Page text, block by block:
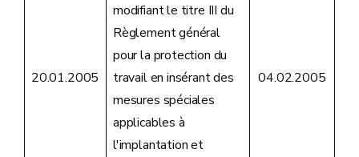
20.01.2005
modifiant le titre III du
Règlement général
pour la protection du
travail en insérant des
mesures spéciales
applicables à
l'implantation et
04.02.2005